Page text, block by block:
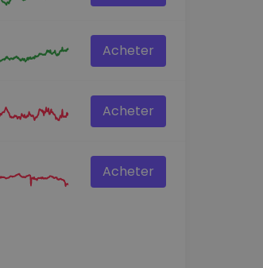
Acheter
Acheter
Acheter